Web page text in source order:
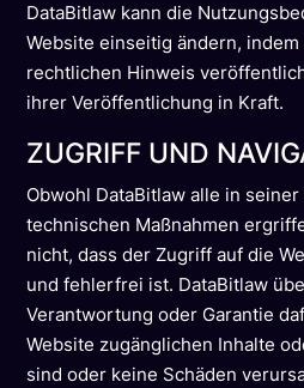
DataBitlaw kann die
Website einseitig ändern,
rechtlichen Hinweis
ihrer Veröffentlichung in Kraft.
ZUGRIFF UND
Obwohl DataBitlaw alle in
technischen Maßnahmen
nicht, dass der Zugriff auf die
und fehlerfrei ist. DataBitlaw
Verantwortung oder Garantie
Website zugänglichen Inhalte
sind oder keine Schäden